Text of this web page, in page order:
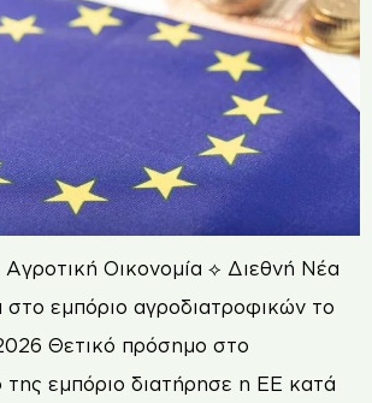
Οικονομία ⟡ Διεθνή Νέα
εμπόριο αγροδιατροφικών το
Θετικό πρόσημο στο
της εμπόριο διατήρησε η ΕΕ κατά